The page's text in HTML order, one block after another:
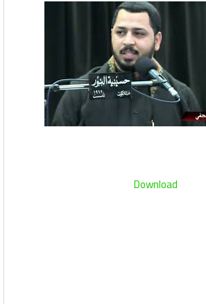
Download